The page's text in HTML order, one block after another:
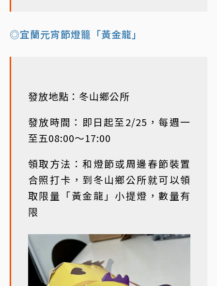
◎宜蘭元宵節燈籠「黃金龍」
發放地點：冬山鄉公所
發放時間：即日起至2/25，每週一
至五08:00～17:00
領取方法：和燈節或周邊春節裝置
合照打卡，到冬山鄉公所就可以領
取限量「黃金龍」小提燈，數量有
限